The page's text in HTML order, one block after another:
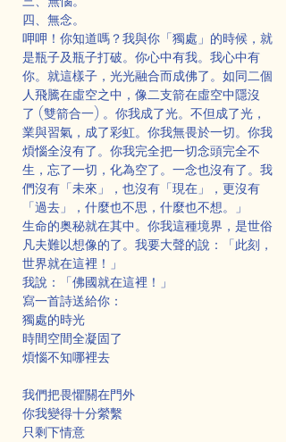
四、無念。
呷呷！你知道嗎？我與你「獨處」的時候，就
是瓶子及瓶子打破。你心中有我。我心中有
你。就這樣子，光光融合而成佛了。如同二個
人飛騰在虛空之中，像二支箭在虛空中隱沒
了 (雙箭合一) 。你我成了光。不但成了光，
業與習氣，成了彩虹。你我無畏於一切。你我
煩惱全沒有了。你我完全把一切念頭完全不
生，忘了一切，化為空了。一念也沒有了。我
們沒有「未來」，也沒有「現在」，更沒有
「過去」，什麼也不思，什麼也不想。」
生命的奥秘就在其中。你我這種境界，是世俗
凡夫難以想像的了。我要大聲的說：「此刻，
世界就在這裡！」
我說：「佛國就在這裡！」
寫一首詩送給你：
獨處的時光
時間空間全凝固了
煩惱不知哪裡去
我們把畏懼關在門外
你我變得十分縈繫
只剩下情意